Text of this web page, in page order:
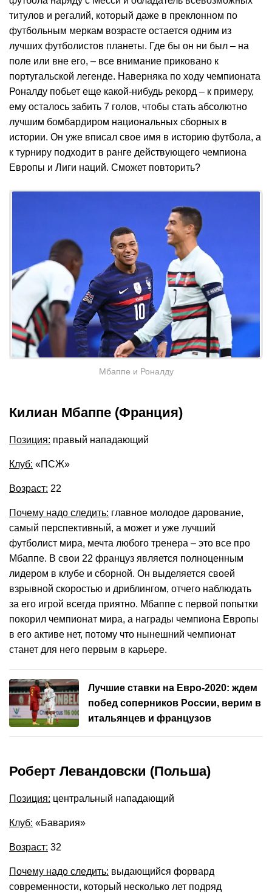
титулов и регалий, который даже в преклонном по
футбольным меркам возрасте остается одним из
лучших футболистов планеты. Где бы он ни был – на
поле или вне его, – все внимание приковано к
португальской легенде. Наверняка по ходу чемпионата
Роналду побьет еще какой-нибудь рекорд – к примеру,
ему осталось забить 7 голов, чтобы стать абсолютно
лучшим бомбардиром национальных сборных в
истории. Он уже вписал свое имя в историю футбола, а
к турниру подходит в ранге действующего чемпиона
Европы и Лиги наций. Сможет повторить?
Мбаппе и Роналду
Килиан Мбаппе (Франция)
Позиция: правый нападающий
Клуб: «ПСЖ»
Возраст: 22
Почему надо следить: главное молодое дарование,
самый перспективный, а может и уже лучший
футболист мира, мечта любого тренера – это все про
Мбаппе. В свои 22 француз является полноценным
лидером в клубе и сборной. Он выделяется своей
взрывной скоростью и дриблингом, отчего наблюдать
за его игрой всегда приятно. Мбаппе с первой попытки
покорил чемпионат мира, а награды чемпиона Европы
в его активе нет, потому что нынешний чемпионат
станет для него первым в карьере.
Лучшие ставки на Евро-2020: ждем
побед соперников России, верим в
итальянцев и французов
Роберт Левандовски (Польша)
Позиция: центральный нападающий
Клуб: «Бавария»
Возраст: 32
Почему надо следить: выдающийся форвард
современности, который несколько лет подряд